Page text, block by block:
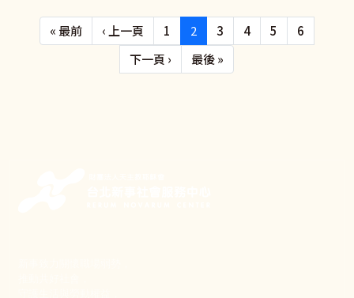
Pagination
« 最前First page
‹ 上一頁 Previous page
1 2 3 4 5
6
下一頁 › 下一頁最後 »